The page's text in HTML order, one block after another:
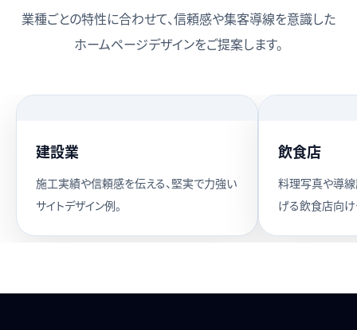
業種ごとの特性に合わせて、信頼感や集客導線を意識した
ホームページデザインをご提案します。
建設業
施工実績や信頼感を伝える、堅実で力強い
サイトデザイン例。
飲食店
料理写真や導線
げる飲食店向け